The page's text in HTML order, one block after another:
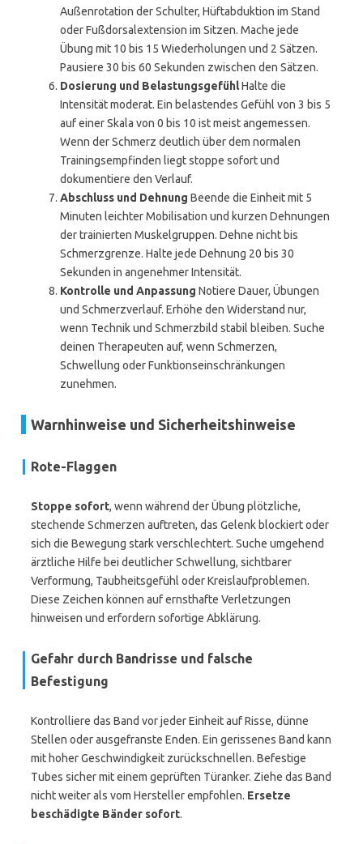
Außenrotation der Schulter, Hüftabduktion im Stand
oder Fußdorsalextension im Sitzen. Mache jede
Übung mit 10 bis 15 Wiederholungen und 2 Sätzen.
Pausiere 30 bis 60 Sekunden zwischen den Sätzen.
Dosierung und BelastungsgefühlHalte die
Intensität moderat. Ein belastendes Gefühl von 3 bis 5
auf einer Skala von 0 bis 10 ist meist angemessen.
Wenn der Schmerz deutlich über dem normalen
Trainingsempfinden liegt stoppe sofort und
dokumentiere den Verlauf.
Abschluss und Dehnung Beende die Einheit mit 5
Minuten leichter Mobilisation und kurzen Dehnungen
der trainierten Muskelgruppen. Dehne nicht bis
Schmerzgrenze. Halte jede Dehnung 20 bis 30
Sekunden in angenehmer Intensität.
Kontrolle und Anpassung Notiere Dauer, Übungen
und Schmerzverlauf. Erhöhe den Widerstand nur,
wenn Technik und Schmerzbild stabil bleiben. Suche
deinen Therapeuten auf, wenn Schmerzen,
Schwellung oder Funktionseinschränkungen
zunehmen.
Warnhinweise und Sicherheitshinweise
Rote-Flaggen
Stoppe sofort, wenn während der Übung plötzliche,
stechende Schmerzen auftreten, das Gelenk blockiert oder
sich die Bewegung stark verschlechtert. Suche umgehend
ärztliche Hilfe bei deutlicher Schwellung, sichtbarer
Verformung, Taubheitsgefühl oder Kreislaufproblemen.
Diese Zeichen können auf ernsthafte Verletzungen
hinweisen und erfordern sofortige Abklärung.
Gefahr durch Bandrisse und falsche
Befestigung
Kontrolliere das Band vor jeder Einheit auf Risse, dünne
Stellen oder ausgefranste Enden. Ein gerissenes Band kann
mit hoher Geschwindigkeit zurückschnellen. Befestige
Tubes sicher mit einem geprüften Türanker. Ziehe das Band
nicht weiter als vom Hersteller empfohlen. Ersetze
beschädigte Bänder sofort.